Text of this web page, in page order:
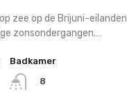
zee op de Brijuni-eilanden
zonsondergangen.…
Badkamer
8